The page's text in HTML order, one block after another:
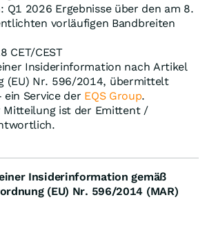
Q1 2026 Ergebnisse über den am 8.
vorläufigen Bandbreiten
CET/CEST
Insiderinformation nach Artikel
(EU) Nr. 596/2014, übermittelt
Service der EQS Group.
Mitteilung ist der Emittent /
Insiderinformation gemäß
(EU) Nr. 596/2014 (MAR)